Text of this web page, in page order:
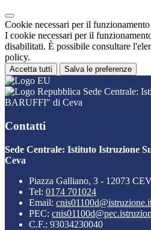
Cookie necessari per il funzionamento
I cookie necessari per il
disabilitati. È possibile consultare
policy.
Accetta tutti Salva le preferenze
Sede Centrale:
BARUFFI" di Ceva
Contatti
Sede Centrale: Istituto Istruzione
Ceva
Piazza Galliano, 3 - 12073
Tel: 0174 701024
Email:
PEC:
C.F.: 93034230040